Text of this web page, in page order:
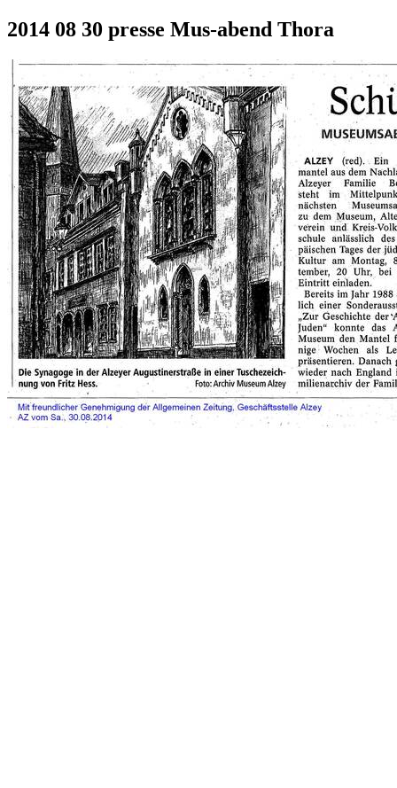
2014 08 30 presse Mus-abend Thora